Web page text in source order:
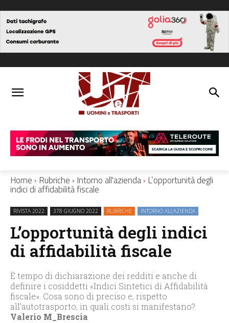
Home Rubriche Intorno all'azienda L’opportunità degli
indici di affidabilità fiscale
RIVISTA 2022 378 GIUGNO 2022 RUBRICHE INTORNO ALL'AZIENDA
L’opportunità degli indici
di affidabilità fiscale
È tempo di dichiarazione dei redditi e anche di
definire i cosiddetti «Indici Sintetici di Affidabilità
fiscale». Cosa sono di preciso e, rispetto
all’autotrasporto, in quali costi si manifestano?
Valerio M_Brescia